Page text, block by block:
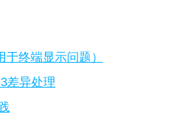
终端显示问题）
差异处理